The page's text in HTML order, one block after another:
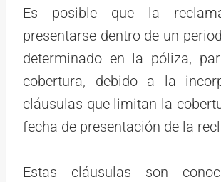
Es posible que la
presentarse dentro de un
determinado en la póliza,
cobertura, debido a la
cláusulas que limitan la
fecha de presentación de la
Estas cláusulas son